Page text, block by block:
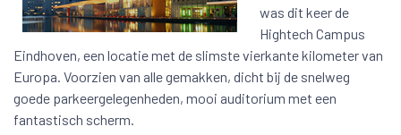
was dit keer de
Hightech Campus
Eindhoven, een locatie met de slimste vierkante kilometer van
Europa. Voorzien van alle gemakken, dicht bij de snelweg
goede parkeergelegenheden, mooi auditorium met een
fantastisch scherm.